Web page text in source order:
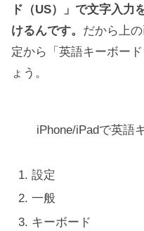
ド（US）」で文字入力
けるんです。 だから上
定から「英語キーボー
ょう。
iPhone/iPadで英語
設定
一般
キーボード